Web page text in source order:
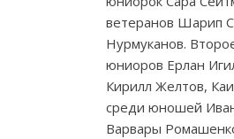
ветеранов Шарип
Нурмуканов.
юниоров Ерлан
Кирилл Желтов,
среди юношей
Варвары